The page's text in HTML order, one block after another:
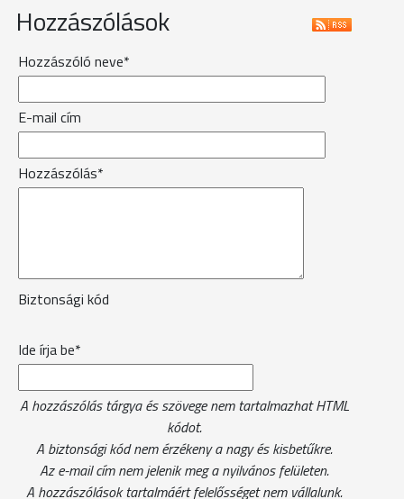
Hozzászólások
Hozzászóló neve*
E-mail cím
Hozzászólás*
Biztonsági kód
Ide írja be*
A hozzászólás tárgya és szövege nem tartalmazhat HTML
kódot.
A biztonsági kód nem érzékeny a nagy és kisbetűkre.
Az e-mail cím nem jelenik meg a nyilvános felületen.
A hozzászólások tartalmáért felelősséget nem vállalunk.